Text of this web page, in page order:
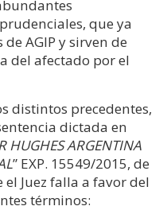
que ya
AGIP y sirven de
del afectado por el
distintos precedentes,
dictada en
HUGHES ARGENTINA
” EXP. 15549/2015, de
Juez falla a favor del
términos: